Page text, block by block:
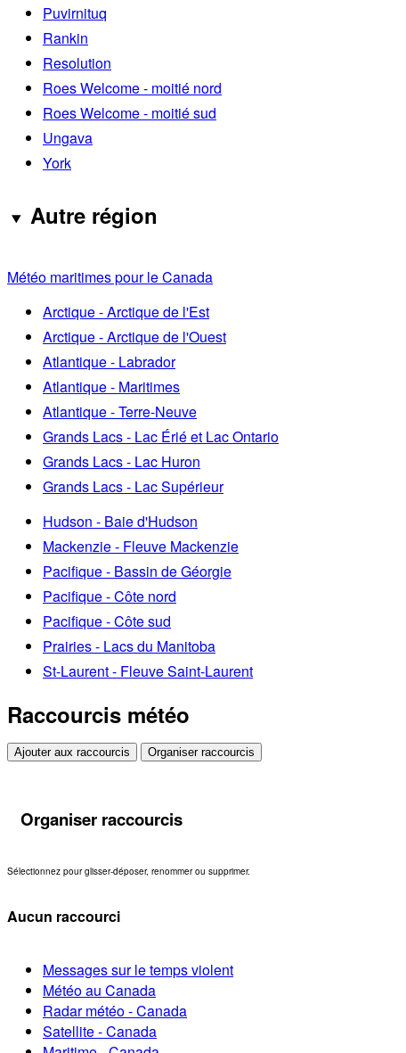
Puvirnituq
Rankin
Resolution
Roes Welcome - moitié nord
Roes Welcome - moitié sud
Ungava
York
Autre région
Météo maritimes pour le Canada
Arctique - Arctique de l'Est
Arctique - Arctique de l'Ouest
Atlantique - Labrador
Atlantique - Maritimes
Atlantique - Terre-Neuve
Grands Lacs - Lac Érié et Lac Ontario
Grands Lacs - Lac Huron
Grands Lacs - Lac Supérieur
Hudson - Baie d'Hudson
Mackenzie - Fleuve Mackenzie
Pacifique - Bassin de Géorgie
Pacifique - Côte nord
Pacifique - Côte sud
Prairies - Lacs du Manitoba
St-Laurent - Fleuve Saint-Laurent
Raccourcis météo
Ajouter aux raccourcis Organiser raccourcis
Organiser raccourcis
Sélectionnez pour glisser-déposer, renommer ou supprimer.
Aucun raccourci
Messages sur le temps violent
Météo au Canada
Radar météo - Canada
Satellite - Canada